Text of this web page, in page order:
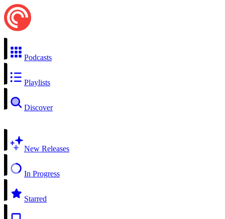
Podcasts
Playlists
Discover
New Releases
In Progress
Starred